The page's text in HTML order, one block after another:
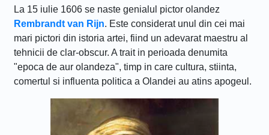
La 15 iulie 1606 se naste genialul pictor olandez
Rembrandt van Rijn. Este considerat unul din cei mai
mari pictori din istoria artei, fiind un adevarat maestru al
tehnicii de clar-obscur. A trait in perioada denumita
"epoca de aur olandeza", timp in care cultura, stiinta,
comertul si influenta politica a Olandei au atins apogeul.